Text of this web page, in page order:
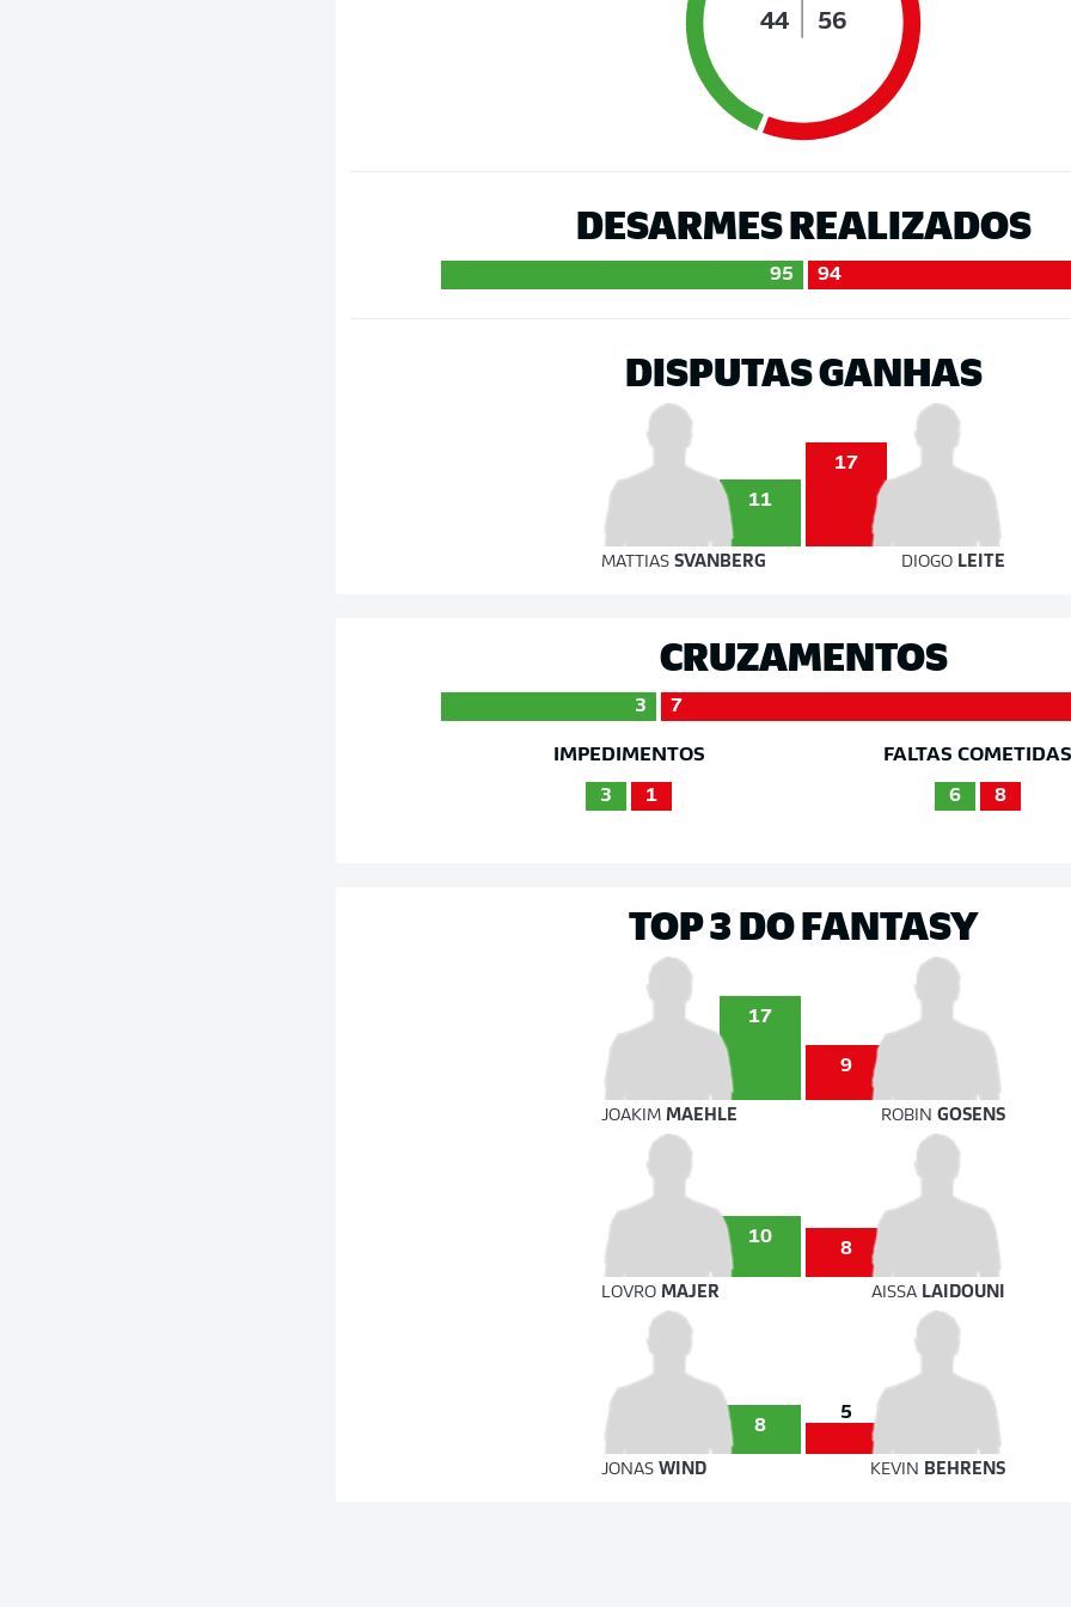
44 56
DESARMES REALIZADOS
95 94
DISPUTAS GANHAS
11
17
MATTIASSVANBERG DIOGO LEITE
CRUZAMENTOS
3 7
IMPEDIMENTOS
3 1
FALTAS COMETIDAS
6 8
TOP 3 DO FANTASY
17
9
JOAKIMMAEHLE ROBIN GOSENS
10
8
LOVROMAJER AISSA LAIDOUNI
8
5
JONASWIND KEVIN BEHRENS